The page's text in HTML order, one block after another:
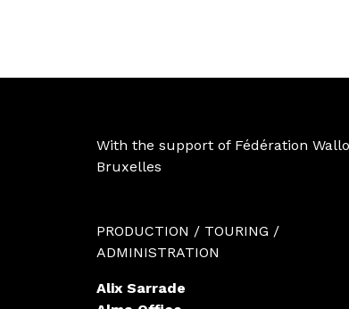
With the support of Fédération
Bruxelles
PRODUCTION / TOURING /
ADMINISTRATION
Alix Sarrade